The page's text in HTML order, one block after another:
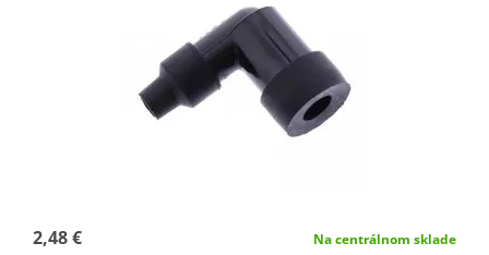
2,48 € Na centrálnom sklade